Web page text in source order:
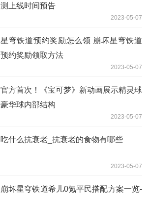
测上线时间预告
2023-05-07
星穹铁道预约奖励怎么领 崩坏星穹铁道
预约奖励领取方法
2023-05-07
官方首次！《宝可梦》新动画展示精灵球
豪华球内部结构
2023-05-07
吃什么抗衰老_抗衰老的食物有哪些
2023-05-07
崩坏星穹铁道希儿0氪平民搭配方案一览-